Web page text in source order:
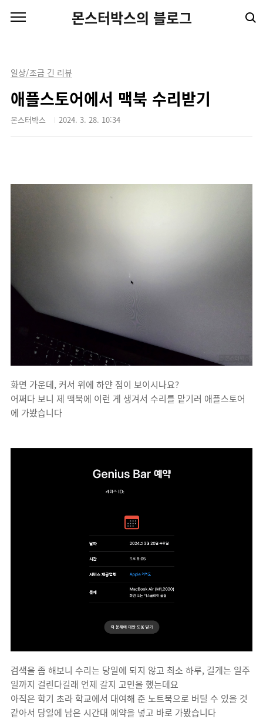
몬스터박스의 블로그
일상/조금 긴 리뷰
애플스토어에서 맥북 수리받기
몬스터박스 2024. 3. 28. 10:34
화면 가운데, 커서 위에 하얀 점이 보이시나요?
어쩌다 보니 제 맥북에 이런 게 생겨서 수리를 맡기러 애플스토어
에 가봤습니다
검색을 좀 해보니 수리는 당일에 되지 않고 최소 하루, 길게는 일주
일까지 걸린다길래 언제 갈지 고민을 했는데요
아직은 학기 초라 학교에서 대여해 준 노트북으로 버틸 수 있을 것
같아서 당일에 남은 시간대 예약을 넣고 바로 가봤습니다